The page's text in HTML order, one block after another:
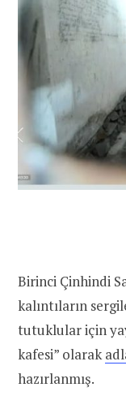
Birinci Çinhindi
kalıntıların
tutuklular için
kafesi” olarak
hazırlanmış.